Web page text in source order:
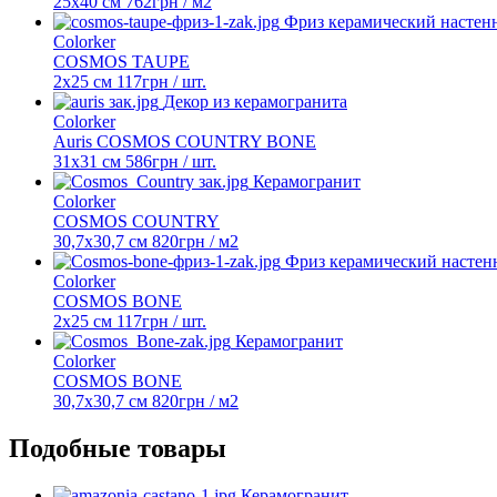
Фриз керамический
Colorker
COSMOS TAUPE
2х25 см 117грн / шт.
Декор из керамогранита
Colorker
Auris COSMOS COUNTRY BONE
31х31 см 586грн / шт.
Керамогранит
Colorker
COSMOS COUNTRY
30,7х30,7 см 820грн / м2
Фриз керамический
Colorker
COSMOS BONE
2х25 см 117грн / шт.
Керамогранит
Colorker
COSMOS BONE
30,7x30,7 см 820грн / м2
Подобные товары